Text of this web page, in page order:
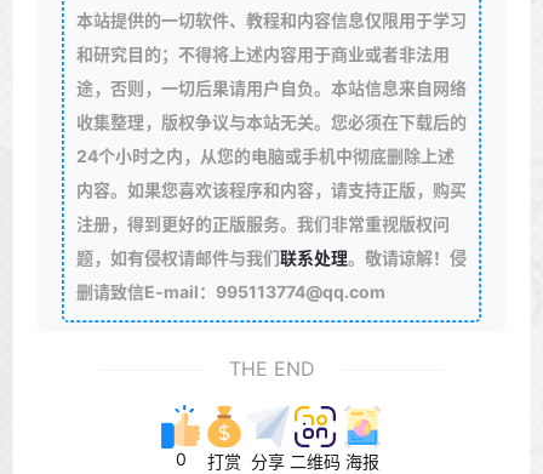
本站提供的一切软件、教程和内容信息仅限用于学习
和研究目的；不得将上述内容用于商业或者非法用
途，否则，一切后果请用户自负。本站信息来自网络
收集整理，版权争议与本站无关。您必须在下载后的
24个小时之内，从您的电脑或手机中彻底删除上述
内容。如果您喜欢该程序和内容，请支持正版，购买
注册，得到更好的正版服务。我们非常重视版权问
题，如有侵权请邮件与我们联系处理。敬请谅解！侵
删请致信E-mail：995113774@qq.com
THE END
0 打赏 分享 二维码 海报